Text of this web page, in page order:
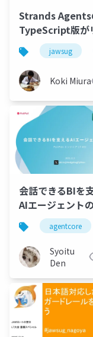
Strands Agents
TypeScript版が
スされたので
でデプロイして
jawsug
Koki Miura
会話できるBIを
AIエージェント
agentcore
Syoitu
Den